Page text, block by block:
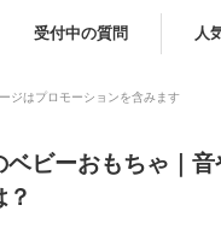
受付中の質問 人
ジはプロモーションを含みます
ビーおもちゃ｜